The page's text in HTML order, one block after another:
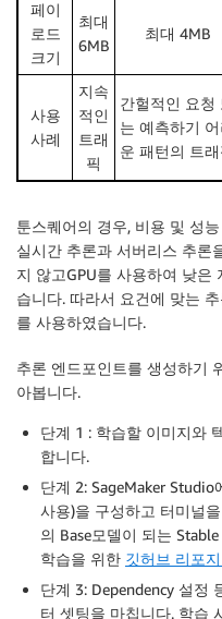
페이
로드
크기
최대
6MB
최대 4MB
사용
사례
지속
적인
트래
픽
간헐적인 요청
는 예측하기 어
운 패턴의 트래
툰스퀘어의 경우, 비용 및 성
실시간 추론과 서버리스 추론
지 않고GPU를 사용하여 낮은
습니다. 따라서 요건에 맞는
를 사용하였습니다.
추론 엔드포인트를 생성하기
아봅니다.
단계 1 : 학습할 이미지와
합니다.
단계 2: SageMaker Studio
사용)을 구성하고 터미널
의 Base모델이 되는
학습을 위한 깃허브 리포
단계 3: Dependency 설정
터 셋팅을 마칩니다. 학습